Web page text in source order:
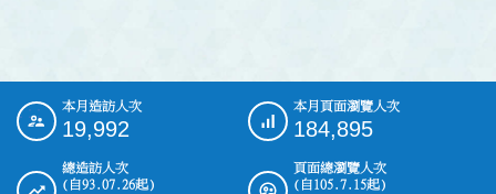
::: 本月造訪人次
19,992
本月頁面瀏覽人次
184,895
總造訪人次
(自93.07.26起)
頁面總瀏覽人次
(自105.7.15起)